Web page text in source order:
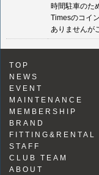
時間駐車のた
Timesのコイ
ありませんが
TOP
NEWS
EVENT
MAINTENANCE
MEMBERSHIP
BRAND
FITTING&RENTAL
STAFF
CLUB TEAM
ABOUT